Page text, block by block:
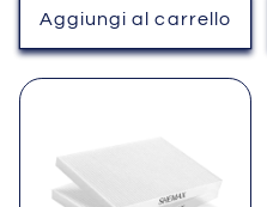
listino
Aggiungi al carrello